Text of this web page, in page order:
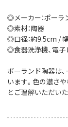
◎メーカー：ポーラ
◎素材：陶器
◎口径：約9.5cm /
◎食器洗浄機、電子
ポーランド陶器は
います。色の濃さ
とご理解いただい